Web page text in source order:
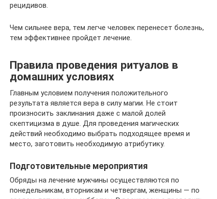
рецидивов.
Чем сильнее вера, тем легче человек перенесет болезнь,
тем эффективнее пройдет лечение.
Правила проведения ритуалов в
домашних условиях
Главным условием получения положительного
результата является вера в силу магии. Не стоит
произносить заклинания даже с малой долей
скептицизма в душе. Для проведения магических
действий необходимо выбрать подходящее время и
место, заготовить необходимую атрибутику.
Подготовительные мероприятия
Обряды на лечение мужчины осуществляются по
понедельникам, вторникам и четвергам, женщины — по